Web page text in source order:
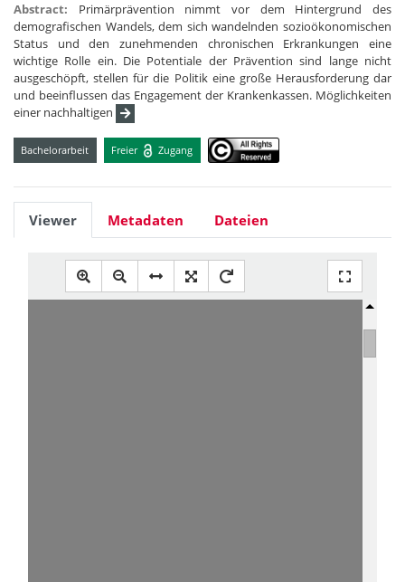
Abstract: Primärprävention nimmt vor dem Hintergrund des
demografischen Wandels, dem sich wandelnden sozioökonomischen
Status und den zunehmenden chronischen Erkrankungen eine
wichtige Rolle ein. Die Potentiale der Prävention sind lange nicht
ausgeschöpft, stellen für die Politik eine große Herausforderung dar
und beeinflussen das Engagement der Krankenkassen. Möglichkeiten
einer nachhaltigen
Bachelorarbeit Freier Zugang
Viewer Metadaten Dateien